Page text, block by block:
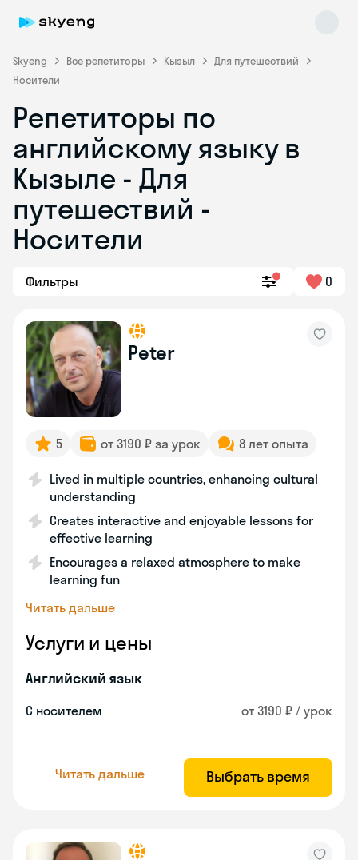
Skyeng Все репетиторы Кызыл
Для путешествий
Носители
Репетиторы по
английскому языку в
Кызыле - Для
путешествий -
Носители
Фильтры 0
Peter
5 от 3190 ₽ за урок 8 лет опыта
Lived in multiple countries, enhancing cultural
understanding
Creates interactive and enjoyable lessons for
effective learning
Encourages a relaxed atmosphere to make
learning fun
Читать дальше
Услуги и цены
Английский язык
С носителем от 3190 ₽ / урок
Читать дальше Выбрать время
Skyeng Chat